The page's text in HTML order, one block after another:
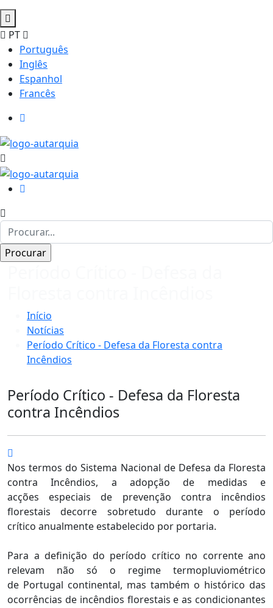
PT
Português
Inglês
Espanhol
Francês
Início
Notícias
Período Crítico - Defesa da Floresta contra
Incêndios
Período Crítico - Defesa da Floresta
contra Incêndios
Nos termos do Sistema Nacional de Defesa da Floresta
contra Incêndios, a adopção de medidas e
acções especiais de prevenção contra incêndios
florestais decorre sobretudo durante o período
crítico anualmente estabelecido por portaria.
Para a definição do período crítico no corrente ano
relevam não só o regime termopluviométrico
de Portugal continental, mas também o histórico das
ocorrências de incêndios florestais e as condicionantes